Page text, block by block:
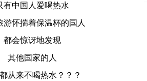
有中国人爱喝热水
游怀揣着保温杯的国人
都会惊讶地发现
其他国家的人
从来不喝热水？？？